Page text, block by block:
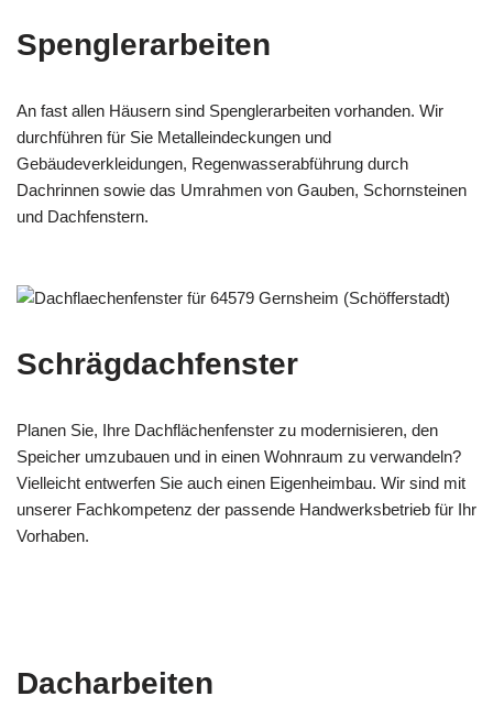
Spenglerarbeiten
An fast allen Häusern sind Spenglerarbeiten vorhanden. Wir
durchführen für Sie Metalleindeckungen und
Gebäudeverkleidungen, Regenwasserabführung durch
Dachrinnen sowie das Umrahmen von Gauben, Schornsteinen
und Dachfenstern.
Schrägdachfenster
Planen Sie, Ihre Dachflächenfenster zu modernisieren, den
Speicher umzubauen und in einen Wohnraum zu verwandeln?
Vielleicht entwerfen Sie auch einen Eigenheimbau. Wir sind mit
unserer Fachkompetenz der passende Handwerksbetrieb für Ihr
Vorhaben.
Dacharbeiten